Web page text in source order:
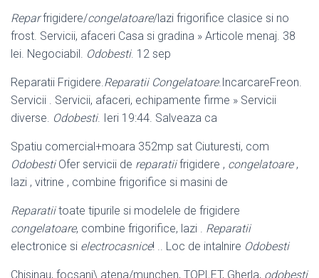
Reparfrigidere/congelatoare/lazi frigorifice clasice si no
frost. Servicii, afaceri Casa si gradina » Articole menaj. 38
lei. Negociabil. Odobesti. 12 sep
Reparatii Frigidere. Reparatii Congelatoare.IncarcareFreon.
Servicii . Servicii, afaceri, echipamente firme » Servicii
diverse. Odobesti. Ieri 19:44. Salveaza ca
Spatiu comercial+moara 352mp sat Ciuturesti, com
OdobestiOfer servicii de reparatiifrigidere , congelatoare,
lazi , vitrine , combine frigorifice si masini de
Reparatiitoate tipurile si modelele de frigidere
congelatoare, combine frigorifice, lazi . Reparatii
electronice si electrocasnice! .. Loc de intalnire Odobesti
Chisinau, focsani\ atena/munchen, TOPLET, Gherla, odobesti